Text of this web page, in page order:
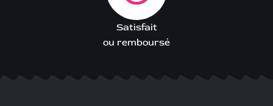
Satisfait
ou remboursé